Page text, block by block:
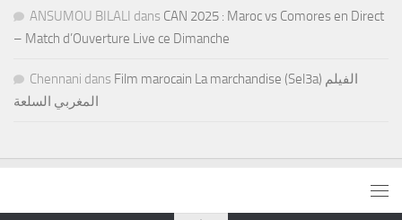
ANSUMOU BILALI dans CAN 2025 : Maroc vs Comores en Direct
– Match d’Ouverture Live ce Dimanche
Chennani dans Film marocain La marchandise (Sel3a) الفيلم
المغربي السلعة